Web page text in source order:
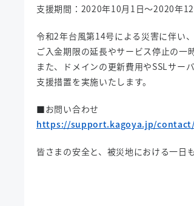
支援期間：2020年10月1日～2020年
令和2年台風第14号による災害に伴い
ご入金期限の延長やサービス停止の一
また、ドメインの更新費用やSSLサー
支援措置を実施いたします。
■お問い合わせ
https://support.kagoya.jp/contact/
皆さまの安全と、被災地における一日